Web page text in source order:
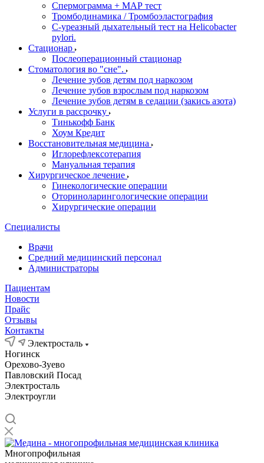
Спермограмма + МАР тест
Тромбодинамика / Тромбоэластография
С-уреазный дыхательный тест на Helicobacter
pylori.
Стационар
Послеоперационный стационар
Стоматология во "сне".
Лечение зубов детям под наркозом
Лечение зубов взрослым под наркозом
Лечение зубов детям в седации (закись азота)
Услуги в рассрочку
Тинькофф Банк
Хоум Кредит
Восстановительная медицина
Иглорефлексотерапия
Мануальная терапия
Хирургическое лечение
Гинекологические операции
Оториноларингологические операции
Хирургические операции
Специалисты
Врачи
Средний медицинский персонал
Администраторы
Пациентам
Новости
Прайс
Отзывы
Контакты
Электросталь
Ногинск
Орехово-Зуево
Павловский Посад
Электросталь
Электроугли
Многопрофильная